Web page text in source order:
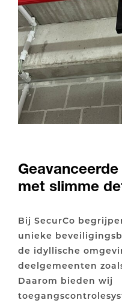
met slimme
Bij SecurCo
unieke
de idyllische
deelgemeenten
Daarom bieden wij